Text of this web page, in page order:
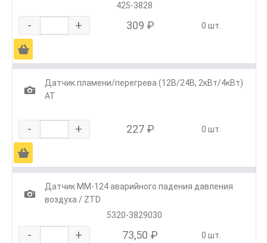
425-3828
- + 309 ₽ 0 шт.
Ä
1
Датчик пламени/перегрева (12В/24В, 2кВт/4кВт)
АТ
- + 227 ₽ 0 шт.
Ä
1
Датчик ММ-124 аварийного падения давления
воздуха / ZTD
5320-3829030
- + 73,50 ₽ 0 шт.